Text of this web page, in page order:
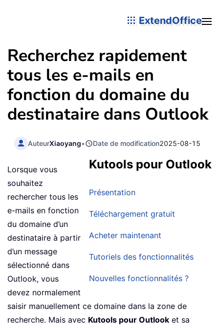
ExtendOffice
Recherchez rapidement
tous les e-mails en
fonction du domaine du
destinataire dans Outlook
AuteurXiaoyang• Date de modification2025-08-15
Kutools pour Outlook
Présentation
Téléchargement gratuit
Acheter maintenant
Tutoriels des fonctionnalités
Nouvelles fonctionnalités ?
Lorsque vous
souhaitez
rechercher tous les
e-mails en fonction
du domaine d’un
destinataire à partir
d’un message
sélectionné dans
Outlook, vous
devez normalement
saisir manuellement ce domaine dans la zone de
recherche. Mais avec Kutools pour Outlook et sa